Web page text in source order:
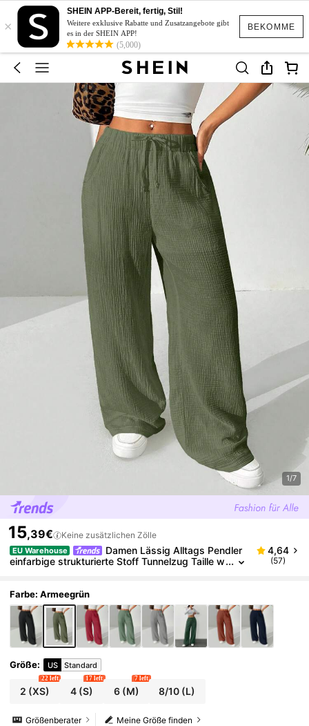
BEKOMME
×
SHEIN APP-Bereit, fertig, Stil!
Weitere exklusive Rabatte und Zusatzangebote gibt
es in der SHEIN APP!
(5,000)
1/7
15,39€ Keine zusätzlichen Zölle
EU Warehouse
Damen Lässig Alltags Pendler
einfarbige strukturierte Stoff Tunnelzug Taille w
4,64
(57)
Farbe: Armeegrün
Größe: US Standard
2 (XS)
22 left
4(S)
17 left
6(M)
7 left
8/10 (L)
Meine Größe finden
Größenberater